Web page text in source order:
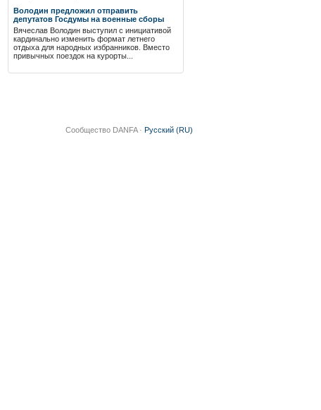
Володин предложил отправить
депутатов Госдумы на военные сборы
Вячеслав Володин выступил с инициативой
кардинально изменить формат летнего
отдыха для народных избранников. Вместо
привычных поездок на курорты...
Сообщество DANFA · Русский (RU)